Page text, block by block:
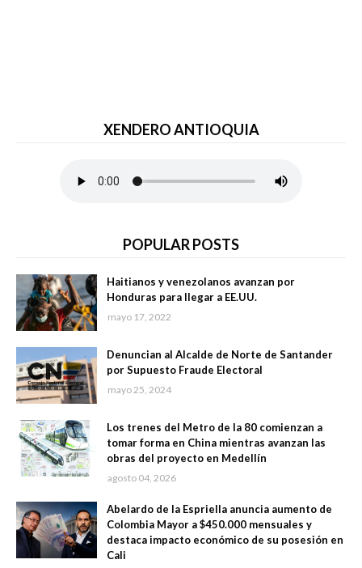
XENDERO ANTIOQUIA
POPULAR POSTS
Haitianos y venezolanos avanzan por
Honduras para llegar a EE.UU.
mayo 17, 2022
Denuncian al Alcalde de Norte de Santander
por Supuesto Fraude Electoral
mayo 25, 2024
Los trenes del Metro de la 80 comienzan a
tomar forma en China mientras avanzan las
obras del proyecto en Medellín
agosto 04, 2026
Abelardo de la Espriella anuncia aumento de
Colombia Mayor a $450.000 mensuales y
destaca impacto económico de su posesión en
Cali